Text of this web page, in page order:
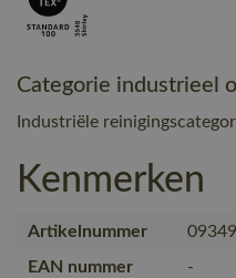
Categorie industrieel
Industriële
Kenmerken
Artikelnummer
EAN nummer
-